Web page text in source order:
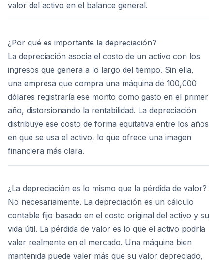
valor del activo en el balance general.
¿Por qué es importante la depreciación?
La depreciación asocia el costo de un activo con los
ingresos que genera a lo largo del tiempo. Sin ella,
una empresa que compra una máquina de 100,000
dólares registraría ese monto como gasto en el primer
año, distorsionando la rentabilidad. La depreciación
distribuye ese costo de forma equitativa entre los años
en que se usa el activo, lo que ofrece una imagen
financiera más clara.
¿La depreciación es lo mismo que la pérdida de valor?
No necesariamente. La depreciación es un cálculo
contable fijo basado en el costo original del activo y su
vida útil. La pérdida de valor es lo que el activo podría
valer realmente en el mercado. Una máquina bien
mantenida puede valer más que su valor depreciado,